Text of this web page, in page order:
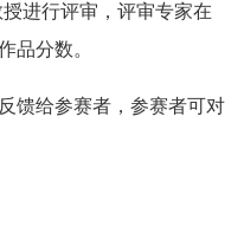
进行评审，评审专家在
品分数。
馈给参赛者，参赛者可对